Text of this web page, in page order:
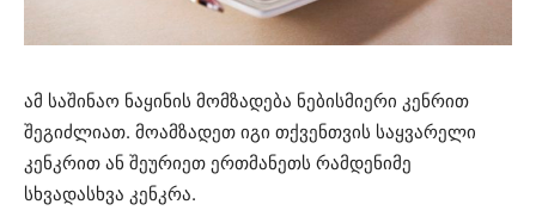
ამ საშინაო ნაყინის მომზადება ნებისმიერი კენრით
შეგიძლიათ. მოამზადეთ იგი თქვენთვის საყვარელი
კენკრით ან შეურიეთ ერთმანეთს რამდენიმე
სხვადასხვა კენკრა.